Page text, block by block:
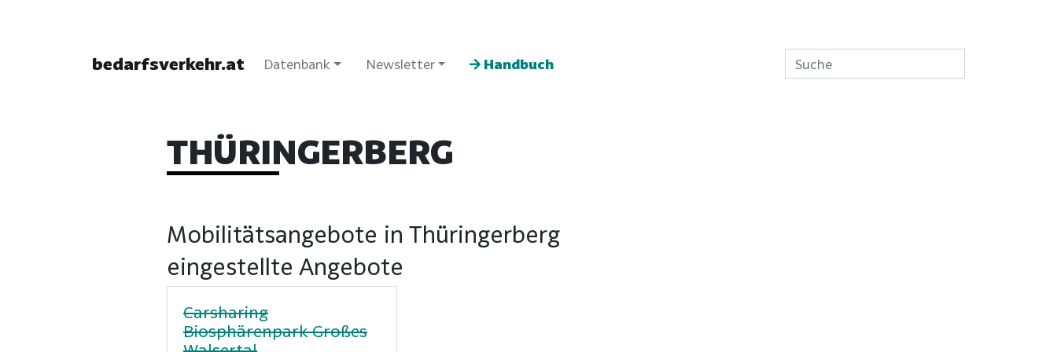
bedarfsverkehr.at Datenbank Newsletter Handbuch
THÜRINGERBERG
Mobilitätsangebote in Thüringerberg
eingestellte Angebote
Carsharing
Biosphärenpark Großes